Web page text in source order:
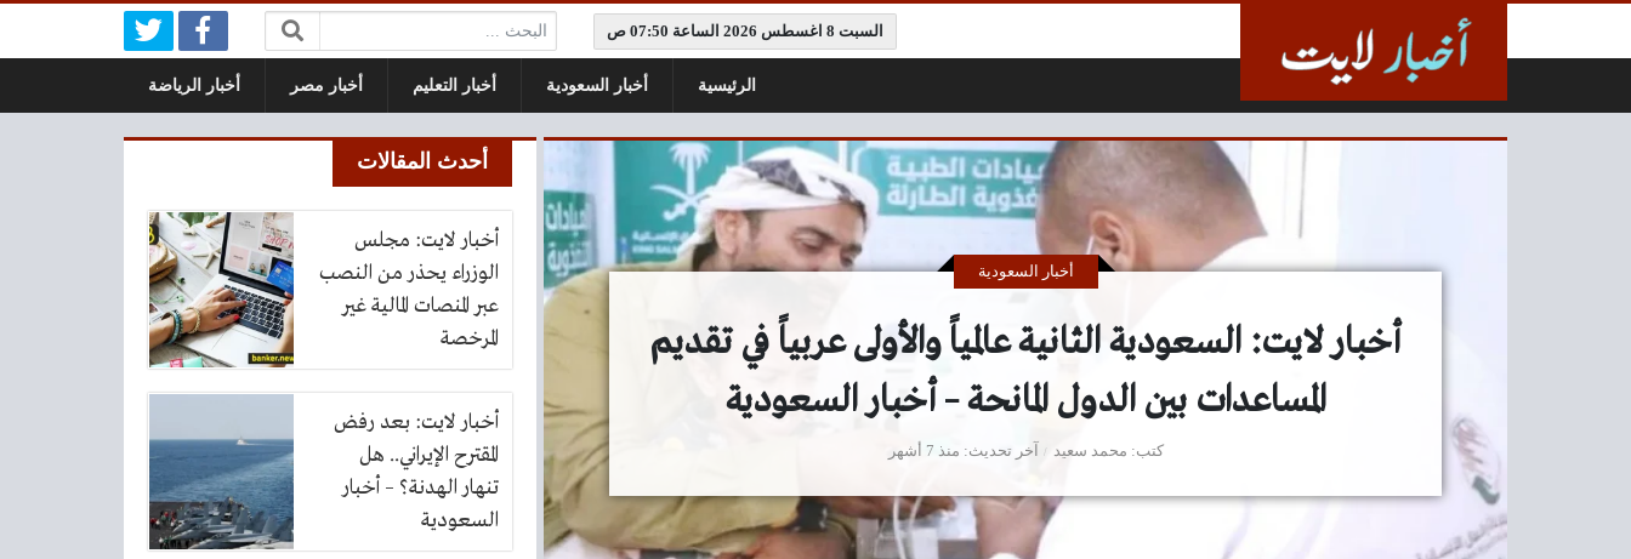
السبت 8 اغسطس 2026 الساعة 07:50 ص البحث:
الرئيسية أخبار السعودية أخبار التعليم أخبار مصر أخبار الرياضة
أخبار لايت: السعودية الثانية عالمياً والأولى عربياً في تقديم
المساعدات بين الدول المانحة – أخبار السعودية
كتب محمد سعيد
أخبار السعودية
آخر تحديث منذ 7 أشهر
أحدث المقالات
أخبار لايت: مجلس
الوزراء يحذر من النصب
عبر المنصات المالية غير
المرخصة
أخبار لايت: بعد رفض
المقترح الإيراني.. هل
تنهار الهدنة؟ – أخبار
السعودية